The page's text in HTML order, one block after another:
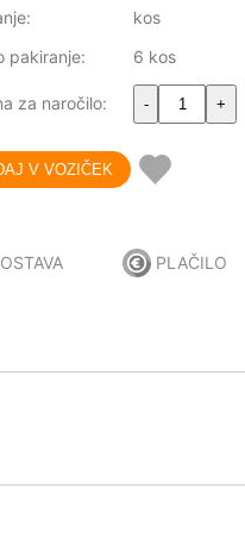
kos
pakiranje:
6 kos
za naročilo: - +
PLAČILO